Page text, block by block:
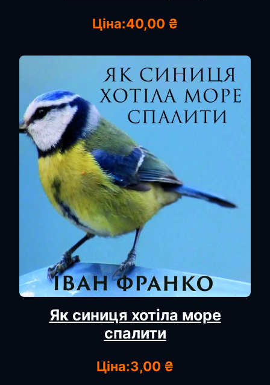
Ціна:40,00 ₴
Як синиця хотіла море
спалити
Ціна:3,00 ₴